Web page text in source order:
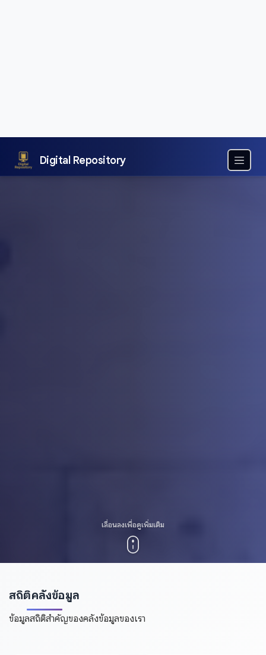
เลื่อนลงเพื่อดูเพิ่มเติม
สถิติคลังข้อมูล
ข้อมูลสถิติสำคัญของคลังข้อมูลของเรา